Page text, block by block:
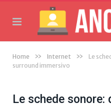
Home » Internet »
Le
surround immersivo
Le schede sonore: